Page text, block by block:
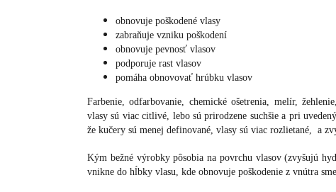
obnovuje poškodené vlasy
zabraňuje vzniku poškodení
obnovuje pevnosť vlasov
podporuje rast vlasov
pomáha obnovovať hrúbku vlasov
Farbenie, odfarbovanie, chemické ošetrenia, melír,
vlasy sú viac citlivé, lebo sú prirodzene suchšie a pri
že kučery sú menej definované, vlasy sú viac rozlietané, a
Kým bežné výrobky pôsobia na povrchu vlasov (zvyšujú
vnikne do hĺbky vlasu, kde obnovuje poškodenie z vnútra